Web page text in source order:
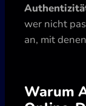
wer nicht
an, mit
Warum